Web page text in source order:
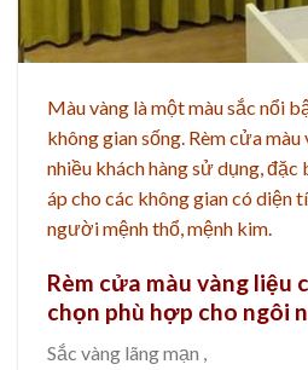
Màu vàng là một màu sắc nổi
không gian sống. Rèm cửa
nhiều khách hàng sử dụng,
áp cho các không gian có diện
người mệnh thổ, mệnh kim.
Rèm cửa màu vàng liệu
chọn phù hợp cho ngôi
Sắc vàng lãng mạn ,